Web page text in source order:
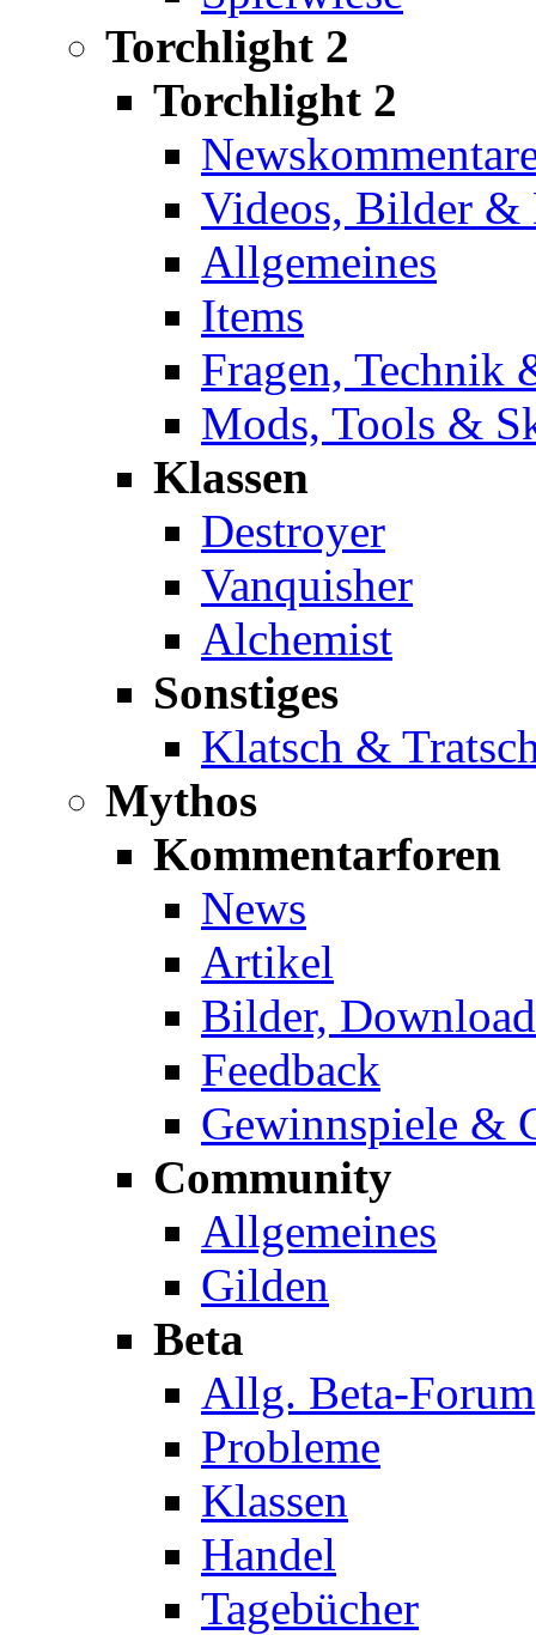
Torchlight 2
Torchlight 2
Videos, Bilder &
Allgemeines
Items
Fragen, Technik
Mods, Tools &
Klassen
Destroyer
Vanquisher
Alchemist
Sonstiges
Klatsch &
Mythos
Kommentarforen
News
Artikel
Bilder,
Feedback
Gewinnspiele &
Community
Allgemeines
Gilden
Beta
Allg. Beta-Forum
Probleme
Klassen
Handel
Tagebücher